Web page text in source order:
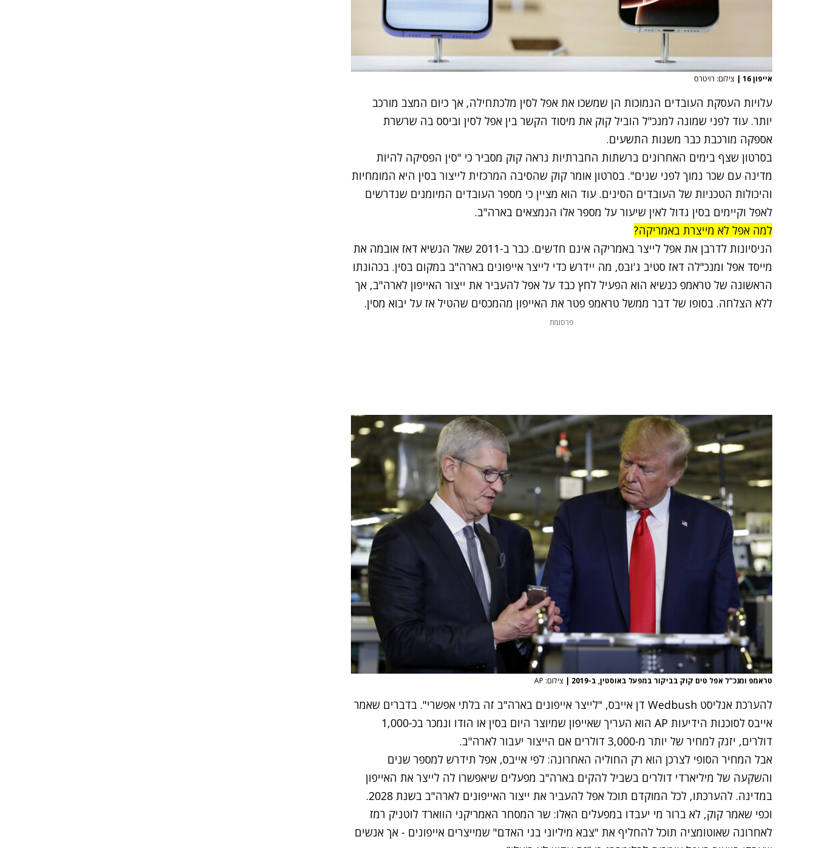
אייפון 16 | צילום: רויטרס
עלויות העסקת העובדים הנמוכות הן שמשכו את אפל לסין מלכתחילה, אך כיום המצב מורכב
יותר. עוד לפני שמונה למנכ"ל הוביל קוק את מיסוד הקשר בין אפל לסין וביסס בה שרשרת
אספקה מורכבת כבר משנות התשעים.
בסרטון שצף בימים האחרונים ברשתות החברתיות נראה קוק מסביר כי "סין הפסיקה להיות
מדינה עם שכר נמוך לפני שנים". בסרטון אומר קוק שהסיבה המרכזית לייצור בסין היא המומחיות
והיכולות הטכניות של העובדים הסינים. עוד הוא מציין כי מספר העובדים המיומנים שנדרשים
לאפל וקיימים בסין גדול לאין שיעור על מספר אלו הנמצאים בארה"ב.
למה אפל לא מייצרת באמריקה?
הניסיונות לדרבן את אפל לייצר באמריקה אינם חדשים. כבר ב-2011 שאל הנשיא דאז אובמה את
מייסד אפל ומנכ"לה דאז סטיב ג'ובס, מה יידרש כדי לייצר אייפונים בארה"ב במקום בסין. בכהונתו
הראשונה של טראמפ כנשיא הוא הפעיל לחץ כבד על אפל להעביר את ייצור האייפון לארה"ב, אך
ללא הצלחה. בסופו של דבר ממשל טראמפ פטר את האייפון מהמכסים שהטיל אז על יבוא מסין.
פרסומת
טראמפ ומנכ"ל אפל טים קוק בביקור במפעל באוסטין, ב-2019 | צילום: AP
להערכת אנליסט Wedbush דן אייבס, "לייצר אייפונים בארה"ב זה בלתי אפשרי". בדברים שאמר
אייבס לסוכנות הידיעות AP הוא העריך שאייפון שמיוצר היום בסין או הודו ונמכר בכ-1,000
דולרים, יזנק למחיר של יותר מ-3,000 דולרים אם הייצור יעבור לארה"ב.
אבל המחיר הסופי לצרכן הוא רק החוליה האחרונה: לפי אייבס, אפל תידרש למספר שנים
והשקעה של מיליארדי דולרים בשביל להקים בארה"ב מפעלים שיאפשרו לה לייצר את האייפון
במדינה. להערכתו, לכל המוקדם תוכל אפל להעביר את ייצור האייפונים לארה"ב בשנת 2028.
וכפי שאמר קוק, לא ברור מי יעבדו במפעלים האלו: שר המסחר האמריקני הווארד לוטניק רמז
לאחרונה שאוטומציה תוכל להחליף את "צבא מיליוני בני האדם" שמייצרים אייפונים - אך אנשים